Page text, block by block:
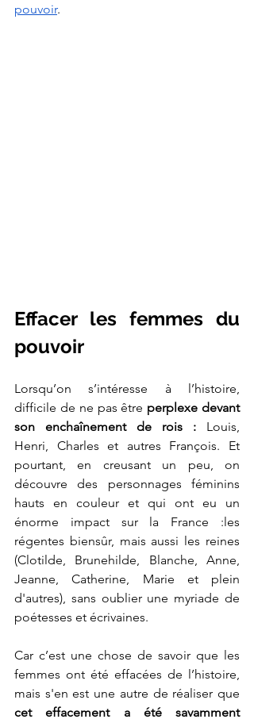
pouvoir.
Effacer les femmes du
pouvoir
Lorsqu’on s’intéresse à l’histoire,
difficile de ne pas être perplexe devant
son enchaînement de rois : Louis,
Henri, Charles et autres François. Et
pourtant, en creusant un peu, on
découvre des personnages féminins
hauts en couleur et qui ont eu un
énorme impact sur la France :les
régentes biensûr, mais aussi les reines
(Clotilde, Brunehilde, Blanche, Anne,
Jeanne, Catherine, Marie et plein
d'autres), sans oublier une myriade de
poétesses et écrivaines.
Car c’est une chose de savoir que les
femmes ont été effacées de l’histoire,
cet effacement a été savamment